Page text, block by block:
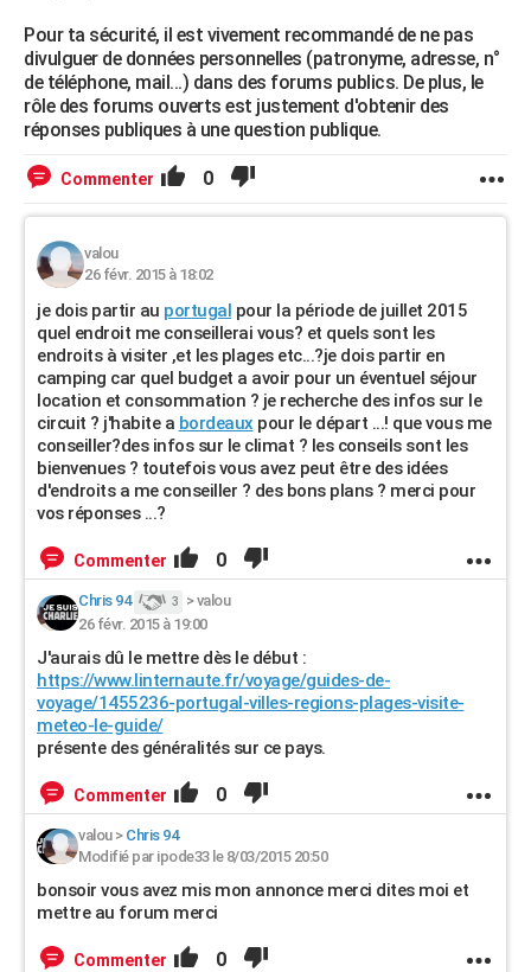
Bricolage
Lifestyle
Culture
Sport
Auto
Television
Voyage
Cinema
Pour ta sécurité, il est vivement recommandé de ne pas
divulguer de données personnelles (patronyme, adresse, n°
de téléphone, mail...) dans des forums publics. De plus, le
rôle des forums ouverts est justement d'obtenir des
réponses publiques à une question publique.
Commenter 0
valou
26 févr. 2015 à 18:02
je dois partir au portugal pour la période de juillet 2015
quel endroit me conseillerai vous? et quels sont les
endroits à visiter ,et les plages etc...?je dois partir en
camping car quel budget a avoir pour un éventuel séjour
location et consommation ? je recherche des infos sur le
circuit ? j'habite a bordeaux pour le départ ...! que vous me
conseiller?des infos sur le climat ? les conseils sont les
bienvenues ? toutefois vous avez peut être des idées
d'endroits a me conseiller ? des bons plans ? merci pour
vos réponses ...?
Commenter 0
Chris 94 3 >valou
26 févr. 2015 à 19:00
J'aurais dû le mettre dès le début :
https://www.linternaute.fr/voyage/guides-de-
voyage/1455236-portugal-villes-regions-plages-visite-
meteo-le-guide/
présente des généralités sur ce pays.
Commenter 0
valou> Chris 94
Modifié par ipode33 le 8/03/2015 20:50
bonsoir vous avez mis mon annonce merci dites moi et
mettre au forum merci
Commenter 0